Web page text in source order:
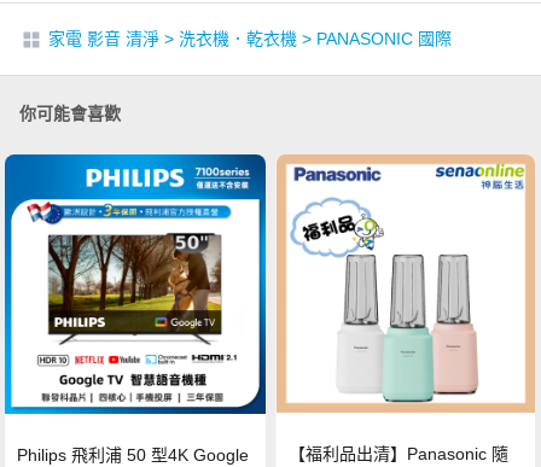
家電 影音 清淨 > 洗衣機．乾衣機 > PANASONIC 國際
你可能會喜歡
Philips 飛利浦 50 型4K Google
【福利品出清】Panasonic 隨